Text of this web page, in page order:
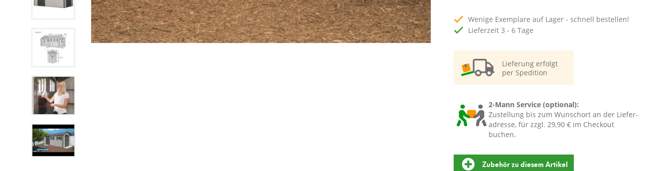
Wenige Exemplare auf Lager - schnell bestellen!
Lieferzeit 3 - 6 Tage
Lieferung erfolgt
per Spedition
2-Mann Service (optional):
Zustellung bis zum Wunschort an der Liefer-
adresse, für zzgl. 29,90 € im Checkout
buchen.
Zubehör zu diesem Artikel